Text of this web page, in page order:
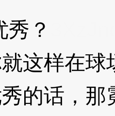
？
样在球
的话，